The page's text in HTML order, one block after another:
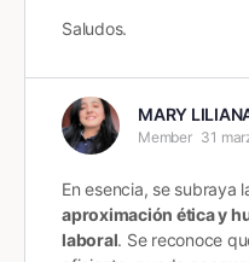
Saludos.
MARY
Member 31
En esencia, se subraya
aproximación ética y
laboral. Se reconoce